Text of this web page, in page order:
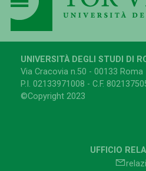
UNIVERSITÀ DEGLI STUDI DI
Via Cracovia n.50 - 00133 Roma
P.I. 02133971008 - C.F.
©Copyright 2023
UFFICIO